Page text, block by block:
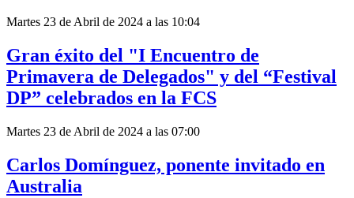
Martes 23 de Abril de 2024 a las 10:04
Gran éxito del "I Encuentro de
Primavera de Delegados" y del “Festival
DP” celebrados en la FCS
Martes 23 de Abril de 2024 a las 07:00
Carlos Domínguez, ponente invitado en
Australia